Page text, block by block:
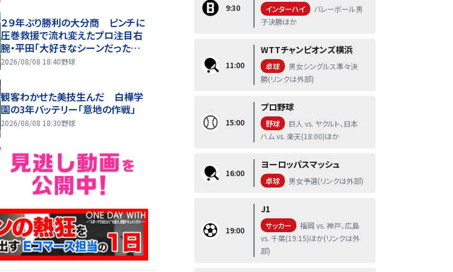
２９年ぶり勝利の大分商 ピンチに
圧巻救援で流れ変えたプロ注目右
腕・平田「大好きなシーンだったの
で楽しみながら投げた」監督も感嘆
2026/08/08 18:40野球
観客わかせた美技生んだ 白樺学
園の3年バッテリー「意地の作戦」
2026/08/08 18:30野球
9:30 インターハイ
バレーボール男
子決勝ほか
11:00
WTTチャンピオンズ横浜
卓球
男女シングルス準々決
勝(リンクは外部)
15:00
プロ野球
野球
巨人 vs. ヤクルト、日本
ハム vs. 楽天(18:00)ほか
16:00
ヨーロッパスマッシュ
卓球 男女予選(リンクは外部)
19:00
J1
サッカー
福岡 vs. 神戸、広島
vs. 千葉(19:15)ほか(リンクは外
部)